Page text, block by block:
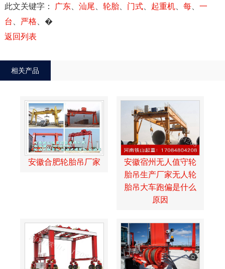
此文关键字： 广东、 汕尾、 轮胎、 门式、 起重机、 每、 一
台、 严格、 �
返回列表
相关产品
安徽合肥轮胎吊厂家
安徽宿州无人值守轮
胎吊生产厂家无人轮
胎吊大车跑偏是什么
原因